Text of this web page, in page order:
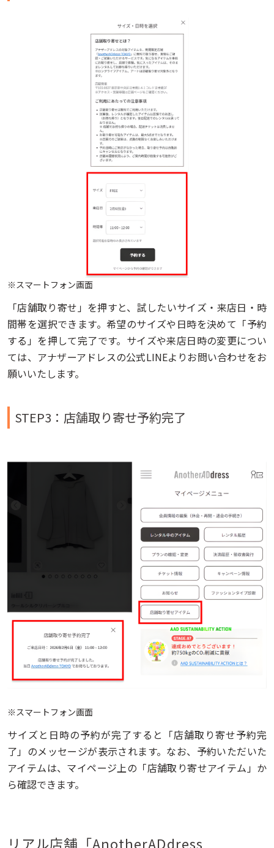
※スマートフォン画面
「店舗取り寄せ」を押すと、試したいサイズ・来店日・時
間帯を選択できます。希望のサイズや日時を決めて「予約
する」を押して完了です。サイズや来店日時の変更につい
ては、アナザーアドレスの公式LINEよりお問い合わせをお
願いいたします。
STEP3：店舗取り寄せ予約完了
※スマートフォン画面
サイズと日時の予約が完了すると「店舗取り寄せ予約完
了」のメッセージが表示されます。なお、予約いただいた
アイテムは、マイページ上の「店舗取り寄せアイテム」か
ら確認できます。
リアル店舗「AnotherADdress